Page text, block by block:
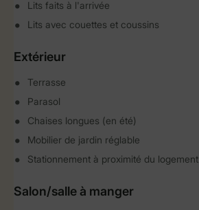
Lits faits à l'arrivée
Lits avec couettes et coussins
Extérieur
Terrasse
Parasol
Chaises longues (en été)
Mobilier de jardin réglable
Stationnement à proximité du logement
Salon/salle à manger